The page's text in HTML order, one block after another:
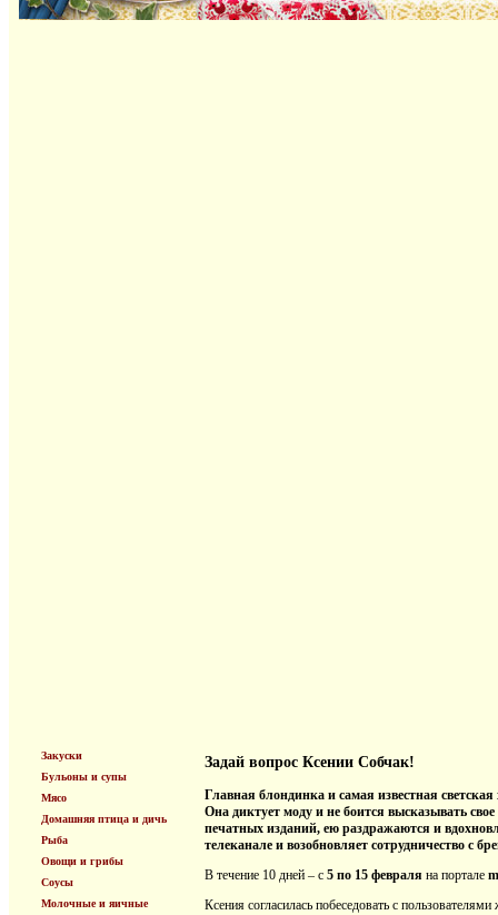
Закуски
Бульоны и супы
Мясо
Домашняя птица и дичь
Рыба
Овощи и грибы
Соусы
Молочные и яичные
Задай вопрос Ксении Собчак!
Главная блондинка и самая известная
Она диктует моду и не боится высказывать
печатных изданий, ею раздражаются и
телеканале и возобновляет сотрудничество с
В течение 10 дней – с 5 по 15 февраля на портале
Ксения согласилась побеседовать с